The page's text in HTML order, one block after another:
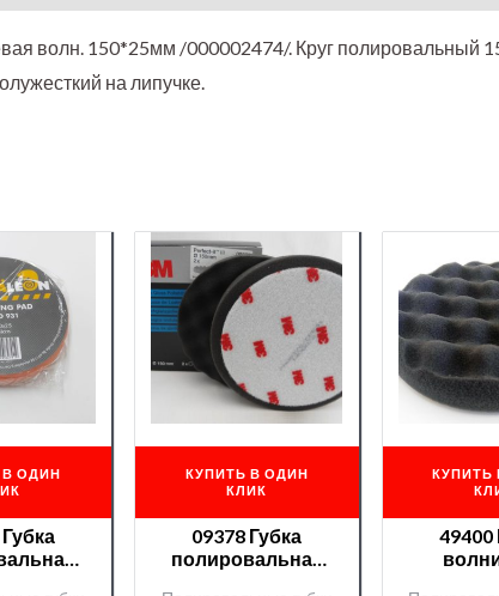
волн. 150*25мм /000002474/. Круг полировальный
на липучке.
В ОДИН
КУПИТЬ В ОДИН
КЛИК
09378 Губка
полировальная
КУПИТЬ
49400